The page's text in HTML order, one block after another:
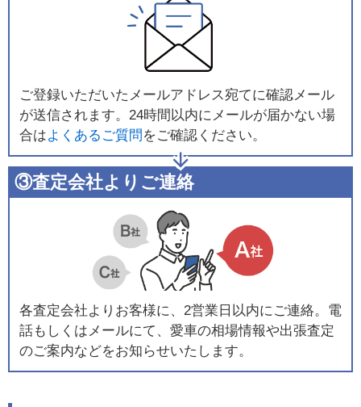
ご登録いただいたメールアドレス宛てに確認メール
が送信されます。24時間以内にメールが届かない場
合はよくあるご質問 をご確認ください。
③査定会社よりご連絡
各査定会社よりお客様に、2営業日以内にご連絡。電
話もしくはメールにて、愛車の相場情報や出張査定
のご案内などをお知らせいたします。